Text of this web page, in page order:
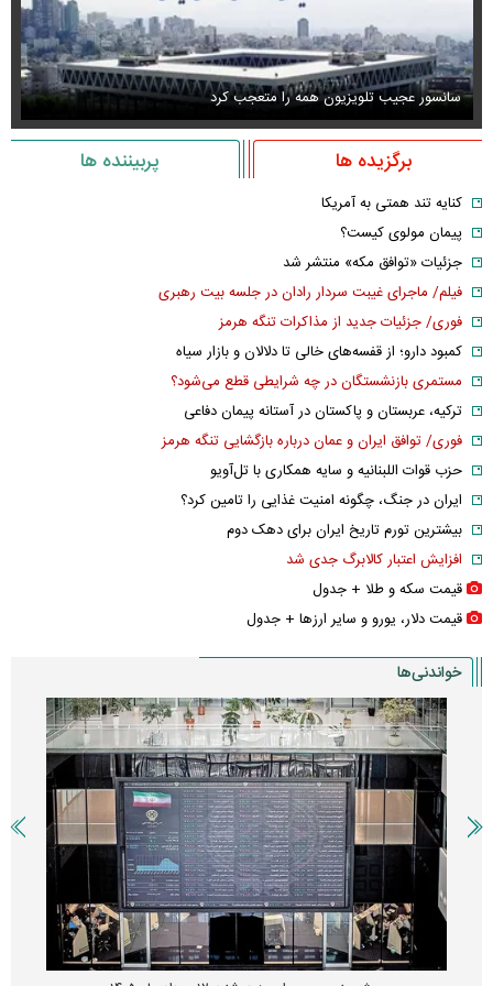
سانسور عجیب تلویزیون همه را متعجب کرد
برگزیده ها پربیننده ها
کنایه تند همتی به آمریکا
پیمان مولوی کیست؟
جزئیات «توافق مکه» منتشر شد
فیلم/ ماجرای غیبت سردار رادان در جلسه بیت رهبری
فوری/ جزئیات جدید از مذاکرات تنگه هرمز
کمبود دارو؛ از قفسه‌های خالی تا دلالان و بازار سیاه
مستمری بازنشستگان در چه شرایطی قطع می‌شود؟
ترکیه، عربستان و پاکستان در آستانه پیمان دفاعی
فوری/ توافق ایران و عمان درباره بازگشایی تنگه هرمز
حزب قوات اللبنانیه و سایه همکاری با تل‌آویو
ایران در جنگ، چگونه امنیت غذایی را تامین کرد؟
بیشترین تورم تاریخ ایران برای دهک دوم
افزایش اعتبار کالابرگ جدی شد
قیمت سکه و طلا + جدول
قیمت دلار، یورو و سایر ارز‌ها + جدول
خواندنی‌ها